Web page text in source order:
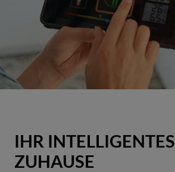
IHR INTELLIGENTES
ZUHAUSE